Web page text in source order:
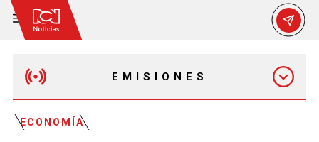
EMISIONES
ECONOMÍA